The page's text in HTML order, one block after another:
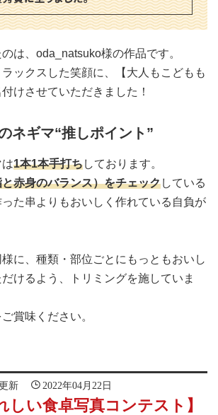
は、oda_natsuko様の作品です。
ックスした笑顔に、【大人もこどもも
けさせていただきました！
ネギマ“推しポイント”
1本1本手打ちしております。
赤身のバランス）をチェックしている
た串よりもおいしく作れている自負が
に、種類・部位ごとにもっともおいし
けるよう、トリミングを施していま
賞味ください。
更新 2022年04月22日
しい食卓写真コンテスト】